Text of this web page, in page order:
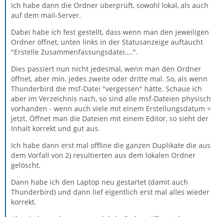
Ich habe dann die Ordner überprüft, sowohl lokal, als auch
auf dem mail-Server.
Dabei habe ich fest gestellt, dass wenn man den jeweiligen
Ordner öffnet, unten links in der Statusanzeige auftaucht
"Erstelle Zusammenfassungsdatei....".
Dies passiert nun nicht jedesmal, wenn man den Ordner
öffnet, aber min. jedes zweite oder dritte mal. So, als wenn
Thunderbird die msf-Datei "vergessen" hätte. Schaue ich
aber im Verzeichnis nach, so sind alle msf-Dateien physisch
vorhanden - wenn auch viele mit einem Erstellungsdatum =
jetzt. Öffnet man die Dateien mit einem Editor, so sieht der
Inhalt korrekt und gut aus.
Ich habe dann erst mal offline die ganzen Duplikate die aus
dem Vorfall von 2) resultierten aus dem lokalen Ordner
gelöscht.
Dann habe ich den Laptop neu gestartet (damit auch
Thunderbird) und dann lief eigentlich erst mal alles wieder
korrekt.